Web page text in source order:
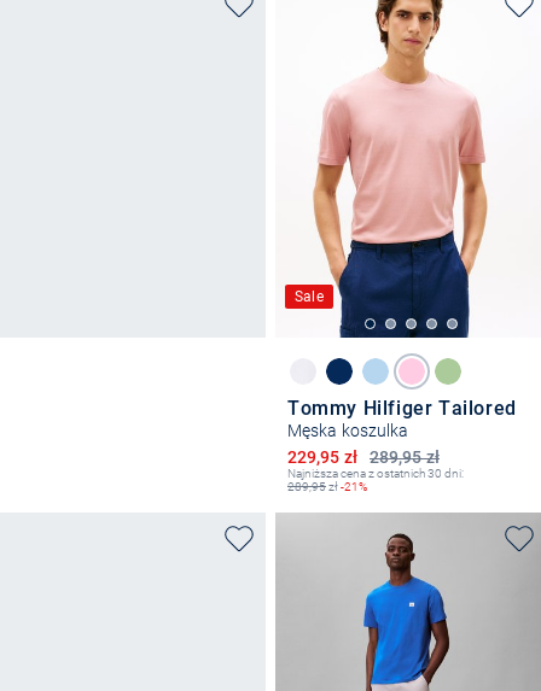
Sale
Tommy Hilfiger Tailored
Męska koszulka
289,95 zł
Obniżona cena
229,95 zł
Najniższa cena z ostatnich 30 dni:
289,95zł-21%